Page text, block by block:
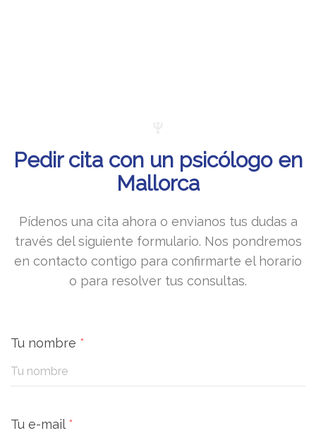
Pedir cita con un psicólogo en
Mallorca
Pídenos una cita ahora o envianos tus dudas a
través del siguiente formulario. Nos pondremos
en contacto contigo para confirmarte el horario
o para resolver tus consultas.
Tu nombre *
Tu e-mail*